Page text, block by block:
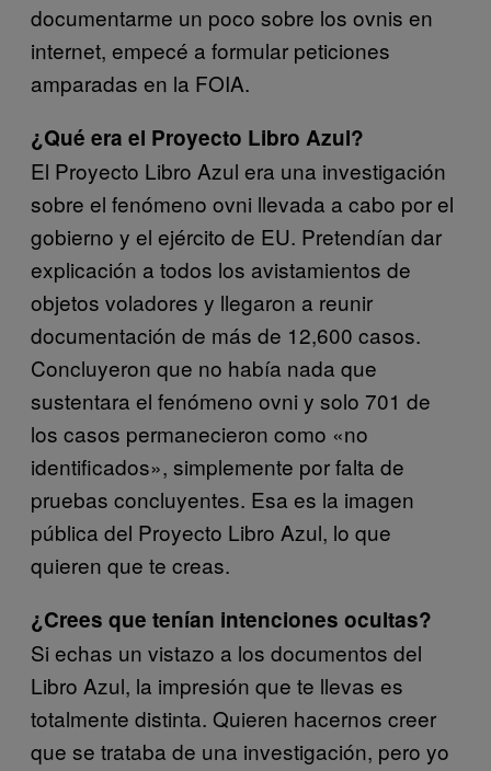
documentarme un poco sobre los ovnis en
internet, empecé a formular peticiones
amparadas en la FOIA.
¿Qué era el Proyecto Libro Azul?
El Proyecto Libro Azul era una investigación
sobre el fenómeno ovni llevada a cabo por el
gobierno y el ejército de EU. Pretendían dar
explicación a todos los avistamientos de
objetos voladores y llegaron a reunir
documentación de más de 12,600 casos.
Concluyeron que no había nada que
sustentara el fenómeno ovni y solo 701 de
los casos permanecieron como «no
identificados», simplemente por falta de
pruebas concluyentes. Esa es la imagen
pública del Proyecto Libro Azul, lo que
quieren que te creas.
¿Crees que tenían intenciones ocultas?
Si echas un vistazo a los documentos del
Libro Azul, la impresión que te llevas es
totalmente distinta. Quieren hacernos creer
que se trataba de una investigación, pero yo